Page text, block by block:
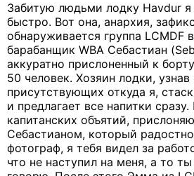
Забитую людьми лодку Havdur
быстро. Вот она, анархия,
обнаруживается группа LCMDF
барабанщик WBA Себастиан
аккуратно прислоненный к
50 человек. Хозяин лодки,
присутствующих откуда я,
и предлагает все напитки
капитанских объятий,
Себастианом, который
фотограф, я тебя видел за
что не наступил на меня, а то